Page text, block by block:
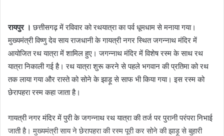
रायपुर । छत्तीसगढ़ में रविवार को रथयात्रा का पर्व धूमधाम से मनाया गया।
मुख्यमंत्री विष्णु देव साय राजधानी के गायत्री नगर स्थित जगन्नाथ मंदिर में
आयोजित रथ यात्रा में शामिल हुए। जगन्नाथ मंदिर में विशेष रस्म के साथ रथ
यात्रा निकाली गई है। रथ यात्रा शुरू करने से पहले भगवान की प्रतिमा को रथ
तक लाया गया और रास्ते को सोने के झाड़ू से साफ भी किया गया। इस रस्म को
छेरापहरा रस्म कहा जाता है।
गायत्री नगर मंदिर में पुरी के जगन्नाथ रथ यात्रा की तर्ज पर पुरानी परंपरा निभाई
जाती है। मुख्यमंत्री साय ने छेरापहरा की रस्म पूरी कर सोने की झाड़ू से बुहारी